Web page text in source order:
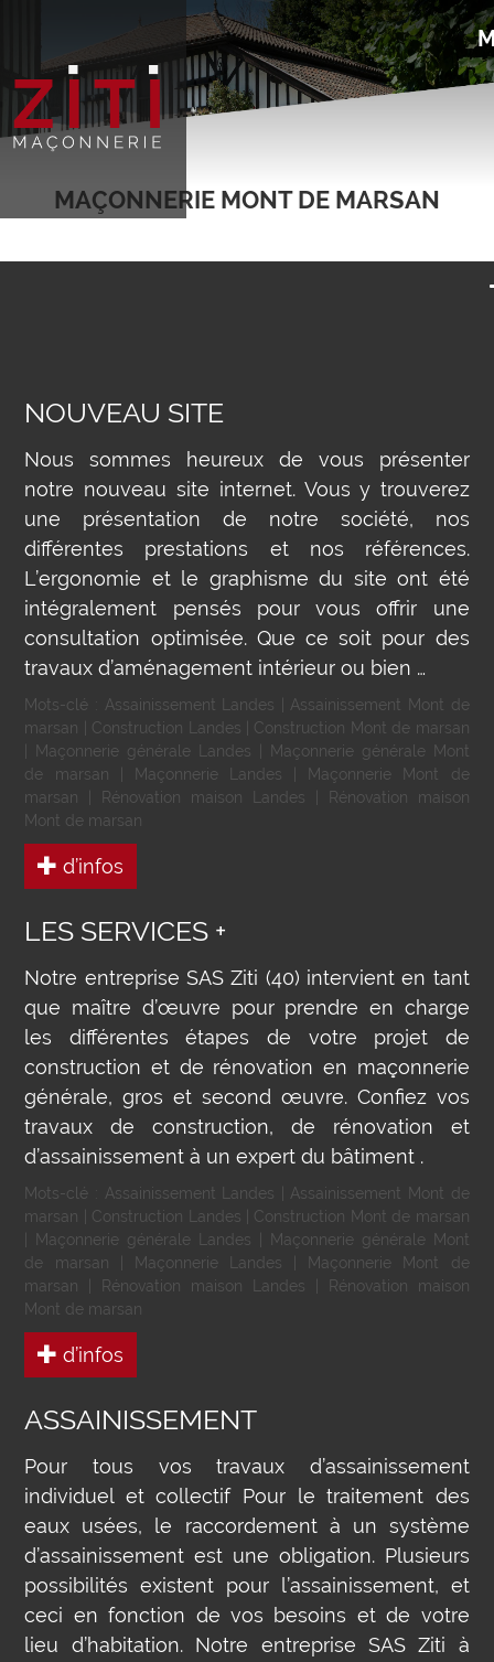
principal
MAÇONNERIE MONT DE MARSAN
NOUVEAU SITE
Nous sommes heureux de vous présenter
notre nouveau site internet. Vous y trouverez
une présentation de notre société, nos
différentes prestations et nos références.
L’ergonomie et le graphisme du site ont été
intégralement pensés pour vous offrir une
consultation optimisée. Que ce soit pour des
travaux d’aménagement intérieur ou bien …
Mots-clé : Assainissement Landes
Assainissement Mont de
marsan
Construction Landes
Construction Mont de marsan
Maçonnerie générale Landes
Maçonnerie générale Mont
de marsan
Maçonnerie Landes
Maçonnerie Mont de
marsan
Rénovation maison Landes
Rénovation maison
Mont de marsan
d’infos
LES SERVICES +
Notre entreprise SAS Ziti (40) intervient en tant
que maître d’œuvre pour prendre en charge
les différentes étapes de votre projet de
construction et de rénovation en maçonnerie
générale, gros et second œuvre. Confiez vos
travaux de construction, de rénovation et
d’assainissement à un expert du bâtiment .
Mots-clé : Assainissement Landes
Assainissement Mont de
marsan
Construction Landes
Construction Mont de marsan
Maçonnerie générale Landes
Maçonnerie générale Mont
de marsan
Maçonnerie Landes
Maçonnerie Mont de
marsan
Rénovation maison Landes
Rénovation maison
Mont de marsan
d’infos
ASSAINISSEMENT
Pour tous vos travaux d’assainissement
individuel et collectif Pour le traitement des
eaux usées, le raccordement à un système
d’assainissement est une obligation. Plusieurs
possibilités existent pour l’assainissement, et
ceci en fonction de vos besoins et de votre
lieu d’habitation. Notre entreprise SAS Ziti à